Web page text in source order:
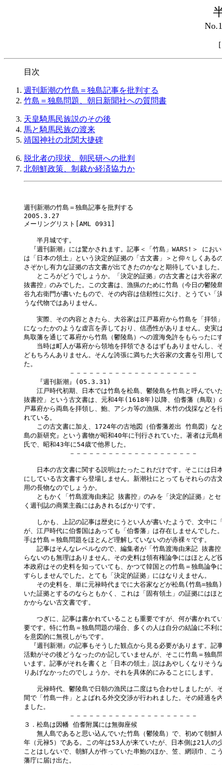
目次
週刊新潮の竹島＝独島記事を批判する
竹島＝独島問題、朝日新聞社への質問書
天皇騎馬民族説のその後
馬と騎馬民族の渡来
靖国神社の北関大捷碑
脱北者の現状、朝民研への批判
北朝鮮政策、制裁か経済協力か
週刊新潮の竹島＝独島記事を批判する
2005.3.27
メーリングリスト[AML 0931]
半月城です。
『週刊新潮』には驚かされます。記事＜「竹島」WARS!＞ にお
は「日本の領土」という決定的証拠の「古文書」＞と仰々しくある
さぞかし有力な証拠の古文書が出てきたのかなと期待していました
ところがどうでしょうか。「決定的証拠」の古文書とは大谷家
抜書控」のみでした。この文書は、漁猟のために竹島（今日の鬱陵
谷九右衛門が書いたもので、その内容は信頼性に欠け、とうてい「
うな代物ではありません。
実際、その内容ときたら、大谷家は江戸幕府から竹島を「拝領
になったかのような虚言を弄しており、信憑性がありません。史実
鳥取藩を通じて幕府から竹島（鬱陵島）への渡海免許をもらったに
当時は町人が幕府から領地を拝領できるはずもありませんし、
どもちろんありません。そんな誇張に満ちた大谷家の文書を引用し
た。
－－－－－－－－－－－－－－－－－－－－
『週刊新潮』(05.3.31)
江戸時代初期、日本では竹島を松島、鬱陵島を竹島と呼んでい
抜書控」という古文書は、元和4年(1618年)以降、伯耆藩（鳥取）
戸幕府から両島を拝領し、鮑、アシカ等の漁猟、木竹の伐採などを
れている。
この古文書に加え、1724年の古地図（伯耆藩差出 竹島図）な
島の新研究』という書物が昭和40年に刊行されていた。著者は元島
氏で、昭和43年に54歳で他界した。
－－－－－－－－－－－－－－－－－－－－
日本の古文書に関する説明はたったこれだけです。そこには日
にしている古文書すら登場しません。新潮社にとってもそれらの古
用の長物なのでしょうか。
ともかく「竹島渡海由来記 抜書控」のみを「決定的証拠」とセ
く週刊誌の商業主義にはあきれるばかりです。
しかも、上記の記事は歴史にうとい人が書いたようで、文中に
が、江戸時代に伯耆国はあっても「伯耆藩」は存在しませんでした
手は竹島＝独島問題をほとんど理解していないのが赤裸々です。
記事はそんなレベルなので、編集者が「竹島渡海由来記 抜書控
らないのも無理はありません。その史料は領有権論争にはほとんど
本政府はその史料を知っていても、かつて韓国との竹島＝独島論争
すらしませんでした。とても「決定的証拠」にはなりえません。
その史料を、単に元禄時代までに大谷家などが松島(竹島=独島)
いた証拠とするのならともかく、これは「固有領土」の証拠にはほ
かからない古文書です。
つぎに、記事は書かれていることも重要ですが、何が書かれて
要です。特に竹島＝独島問題の場合、多くの人は自分の結論に不利
を意図的に無視しがちです。
『週刊新潮』の記事もそうした観点から見る必要があります。記
活動がその後どうなったのか記していませんが、そこに竹島＝独島
います。記事がそれを書くと「日本の領土」説はあやしくなりそう
りあげなかったのでしょうか。それを具体的にみることにします。
元禄時代、鬱陵島で日朝の漁民は二度はち合わせしましたが、
間で「竹島一件」とよばれる外交交渉が行われました。その経過を
ました。
－－－－－－－－－－－－－－－－－－－－
３．松島は因幡 伯耆附属には無御座候
無人島であると思い込んでいた竹島（鬱陵島）で、初めて朝鮮
年（元禄5）である。この年は53人が来ていたが、日本側は21人の
ことはしないで、朝鮮人が作っていた串鮑のほか、笠、網頭巾、こ
藩庁に届け出た。